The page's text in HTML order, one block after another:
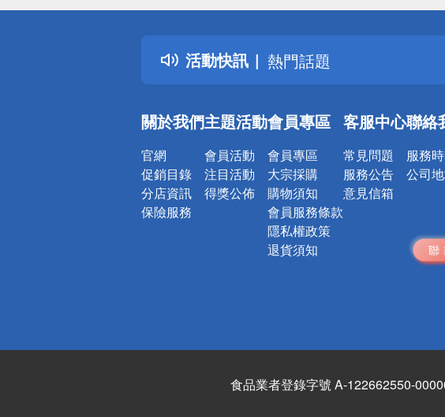
活動快訊
詐騙網頁！請小心！
得獎公告
熱門話題
銀行優惠
詐騙網頁！請小心！
關於我們
官網
促銷目錄
分店資訊
保險服務
主題活動
會員活動
注目活動
得獎公佈
會員專區
會員專區
大宗採購
購物須知
會員服務條款
隱私權政策
退貨須知
客服中心
常見問題
服務公告
意見信箱
聯絡
服務時
公司地
食品業者登錄字號 A-122662550-